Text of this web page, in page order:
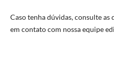
Caso tenha dúvidas, consulte
em contato com nossa equipe